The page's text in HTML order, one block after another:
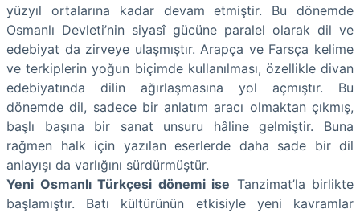
yüzyıl ortalarına kadar devam etmiştir. Bu dönemde
Osmanlı Devleti’nin siyasî gücüne paralel olarak dil ve
edebiyat da zirveye ulaşmıştır. Arapça ve Farsça kelime
ve terkiplerin yoğun biçimde kullanılması, özellikle divan
edebiyatında dilin ağırlaşmasına yol açmıştır. Bu
dönemde dil, sadece bir anlatım aracı olmaktan çıkmış,
başlı başına bir sanat unsuru hâline gelmiştir. Buna
rağmen halk için yazılan eserlerde daha sade bir dil
anlayışı da varlığını sürdürmüştür.
Yeni Osmanlı Türkçesi dönemi ise Tanzimat’la birlikte
başlamıştır. Batı kültürünün etkisiyle yeni kavramlar